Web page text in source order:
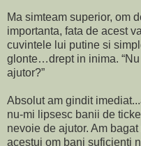
Ma simteam superior, om
importanta, fata de acest
cuvintele lui putine si
glonte…drept in inima.
ajutor?”
Absolut am gindit
nu-mi lipsesc banii de
nevoie de ajutor. Am
acestui om bani suficienti